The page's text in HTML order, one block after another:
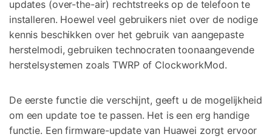
updates (over-the-air) rechtstreeks op de telefoon te
installeren. Hoewel veel gebruikers niet over de nodige
kennis beschikken over het gebruik van aangepaste
herstelmodi, gebruiken technocraten toonaangevende
herstelsystemen zoals TWRP of ClockworkMod.
De eerste functie die verschijnt, geeft u de mogelijkheid
om een update toe te passen. Het is een erg handige
functie. Een firmware-update van Huawei zorgt ervoor